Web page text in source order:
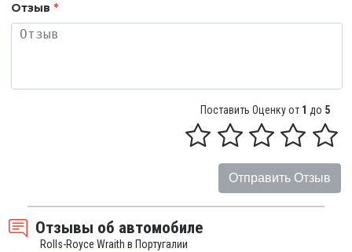
Отзыв *
Поставить Оценку от 1 до 5
Отправить Отзыв
Отзывы об автомобиле
Rolls-Royce Wraith в Португалии